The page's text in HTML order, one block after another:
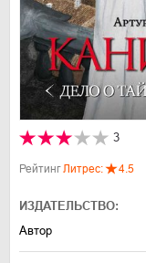
3
РейтингЛитрес: 4.5
ИЗДАТЕЛЬСТВО:
Автор